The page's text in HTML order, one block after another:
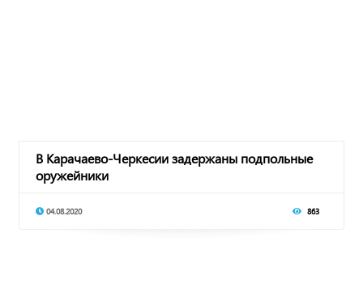
В Карачаево-Черкесии задержаны подпольные
оружейники
04.08.2020 863